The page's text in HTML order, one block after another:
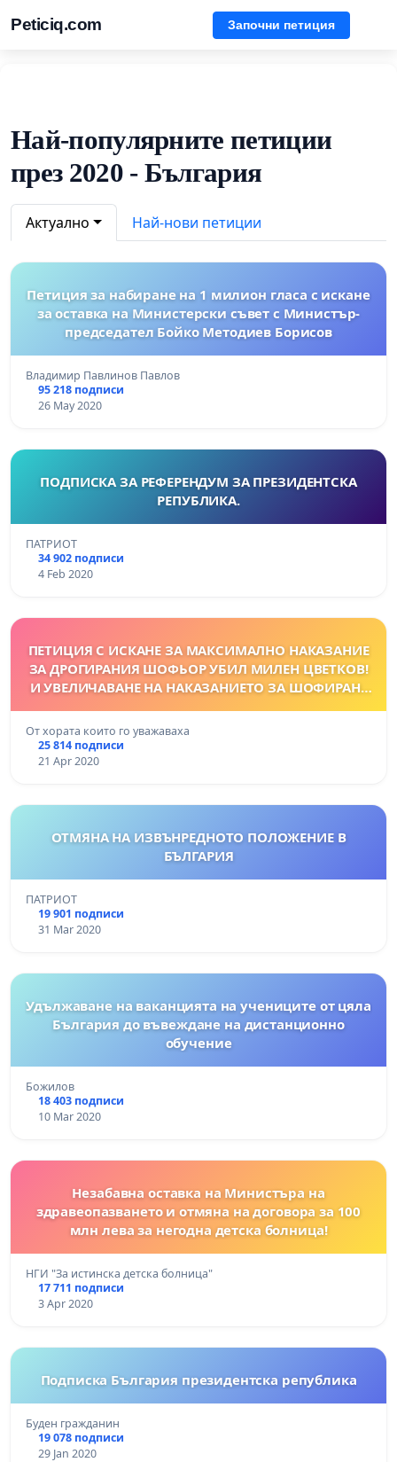
Peticiq.com Започни петиция
Най-популярните петиции
през 2020 - България
Актуално Най-нови петиции
Петиция за набиране на 1 милион гласа с искане
за оставка на Министерски съвет с Министър-
председател Бойко Методиев Борисов
Владимир Павлинов Павлов
95 218 подписи
26 May 2020
ПОДПИСКА ЗА РЕФЕРЕНДУМ ЗА ПРЕЗИДЕНТСКА
РЕПУБЛИКА.
ПАТРИОТ
34 902 подписи
4 Feb 2020
ПЕТИЦИЯ С ИСКАНЕ ЗА МАКСИМАЛНО НАКАЗАНИЕ
ЗА ДРОГИРАНИЯ ШОФЬОР УБИЛ МИЛЕН ЦВЕТКОВ!
И УВЕЛИЧАВАНЕ НА НАКАЗАНИЕТО ЗА ШОФИРАНЕ
От хората които го уважаваха
25 814 подписи
21 Apr 2020
ОТМЯНА НА ИЗВЪНРЕДНОТО ПОЛОЖЕНИЕ В
БЪЛГАРИЯ
ПАТРИОТ
19 901 подписи
31 Mar 2020
Удължаване на ваканцията на учениците от цяла
България до въвеждане на дистанционно
обучение
Божилов
18 403 подписи
10 Mar 2020
Незабавна оставка на Министъра на
здравеопазването и отмяна на договора за 100
млн лева за негодна детска болница!
НГИ "За истинска детска болница"
17 711 подписи
3 Apr 2020
Подписка България президентска република
Буден гражданин
19 078 подписи
29 Jan 2020